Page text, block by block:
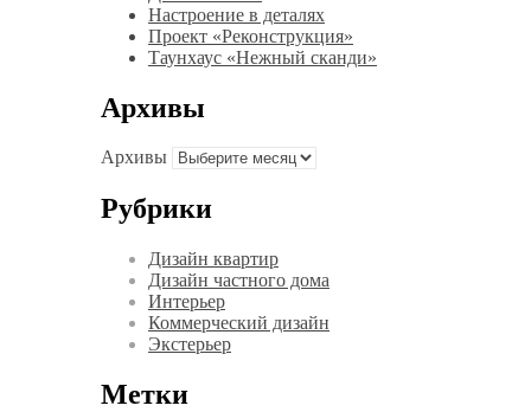
Настроение в деталях
Проект «Реконструкция»
Таунхаус «Нежный сканди»
Архивы
Архивы
Рубрики
Дизайн квартир
Дизайн частного дома
Интерьер
Коммерческий дизайн
Экстерьер
Метки